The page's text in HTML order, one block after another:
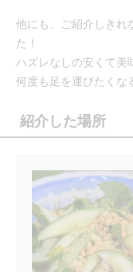
他にも、ご紹介しきれ
た！
ハズレなしの安くて美
何度も足を運びたくな
紹介した場所